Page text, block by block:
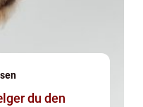
du den